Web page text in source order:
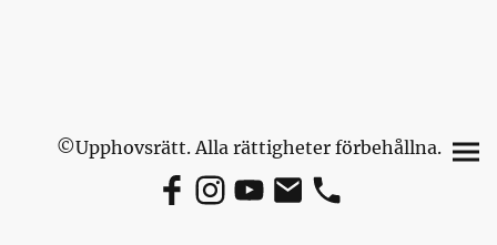
©Upphovsrätt. Alla rättigheter förbehållna.